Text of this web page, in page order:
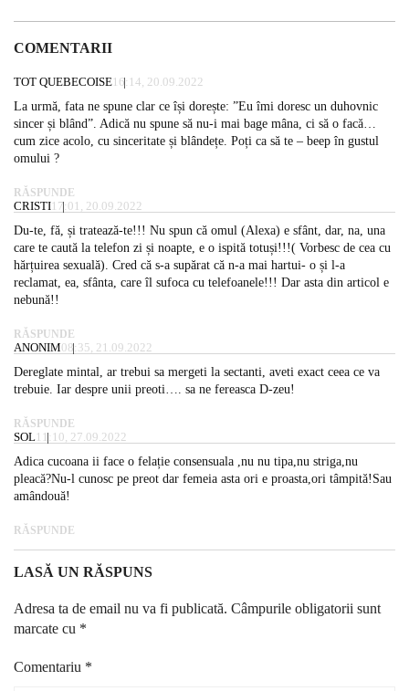
COMENTARII
TOT QUEBECOISE16:14, 20.09.2022
La urmă, fata ne spune clar ce își dorește: ”Eu îmi doresc un duhovnic
sincer și blând”. Adică nu spune să nu-i mai bage mâna, ci să o facă…
cum zice acolo, cu sinceritate și blândețe. Poți ca să te – beep în gustul
omului ?
RĂSPUNDE
CRISTI17:01, 20.09.2022
Du-te, fă, și tratează-te!!! Nu spun că omul (Alexa) e sfânt, dar, na, una
care te caută la telefon zi și noapte, e o ispită totuși!!!( Vorbesc de cea cu
hărțuirea sexuală). Cred că s-a supărat că n-a mai hartui- o și l-a
reclamat, ea, sfânta, care îl sufoca cu telefoanele!!! Dar asta din articol e
nebună!!
RĂSPUNDE
ANONIM08:35, 21.09.2022
Dereglate mintal, ar trebui sa mergeti la sectanti, aveti exact ceea ce va
trebuie. Iar despre unii preoti…. sa ne fereasca D-zeu!
RĂSPUNDE
SOL11:10, 27.09.2022
Adica cucoana ii face o felație consensuala ,nu nu tipa,nu striga,nu
pleacă?Nu-l cunosc pe preot dar femeia asta ori e proasta,ori tâmpită!Sau
amândouă!
RĂSPUNDE
LASĂ UN RĂSPUNS
Adresa ta de email nu va fi publicată. Câmpurile obligatorii sunt
marcate cu *
Comentariu *